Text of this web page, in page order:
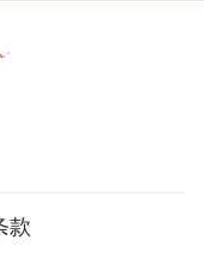
款